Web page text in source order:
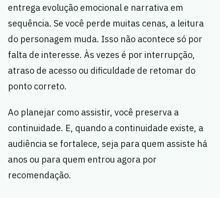
entrega evolução emocional e narrativa em
sequência. Se você perde muitas cenas, a leitura
do personagem muda. Isso não acontece só por
falta de interesse. Às vezes é por interrupção,
atraso de acesso ou dificuldade de retomar do
ponto correto.
Ao planejar como assistir, você preserva a
continuidade. E, quando a continuidade existe, a
audiência se fortalece, seja para quem assiste há
anos ou para quem entrou agora por
recomendação.